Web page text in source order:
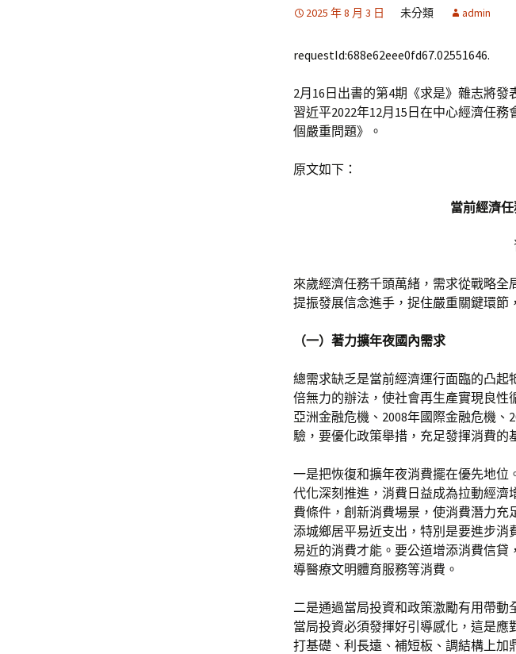
2025 年 8 月 3 日 未分類 admin
requestId:688e62eee0fd67.02551646.
2月16日出書的第4期《求是》雜志將
習近平2022年12月15日在中心經濟任
個嚴重問題》。
原文如下：
當前經濟
來歲經濟任務千頭萬緒，需求從戰略全
提振發展信念進手，捉住嚴重關鍵環節
（一）著力擴年夜國內需求
總需求缺乏是當前經濟運行面臨的凸
倍無力的辦法，使社會再生產實現良性
亞洲金融危機、2008年國際金融危機
驗，要優化政策舉措，充足發揮消費的
一是把恢復和擴年夜消費擺在優先地
代化深刻推進，消費日益成為拉動經
費條件，創新消費場景，使消費潛力
添城鄉居平易近支出，特別是要進步
易近的消費才能。要公道增添消費信
導醫療文明體育服務等消費。
二是通過當局投資和政策激勵有用帶動
當局投資必須發揮好引導感化，這是
打基礎、利長遠、補短板、調結構上加